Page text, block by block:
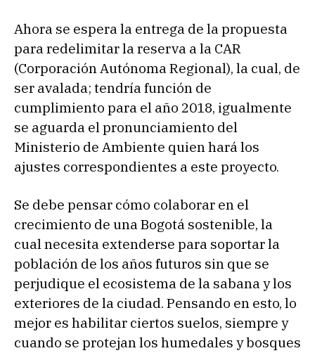
Ahora se espera la entrega de la propuesta
para redelimitar la reserva a la CAR
(Corporación Autónoma Regional), la cual, de
ser avalada; tendría función de
cumplimiento para el año 2018, igualmente
se aguarda el pronunciamiento del
Ministerio de Ambiente quien hará los
ajustes correspondientes a este proyecto.
Se debe pensar cómo colaborar en el
crecimiento de una Bogotá sostenible, la
cual necesita extenderse para soportar la
población de los años futuros sin que se
perjudique el ecosistema de la sabana y los
exteriores de la ciudad. Pensando en esto, lo
mejor es habilitar ciertos suelos, siempre y
cuando se protejan los humedales y bosques